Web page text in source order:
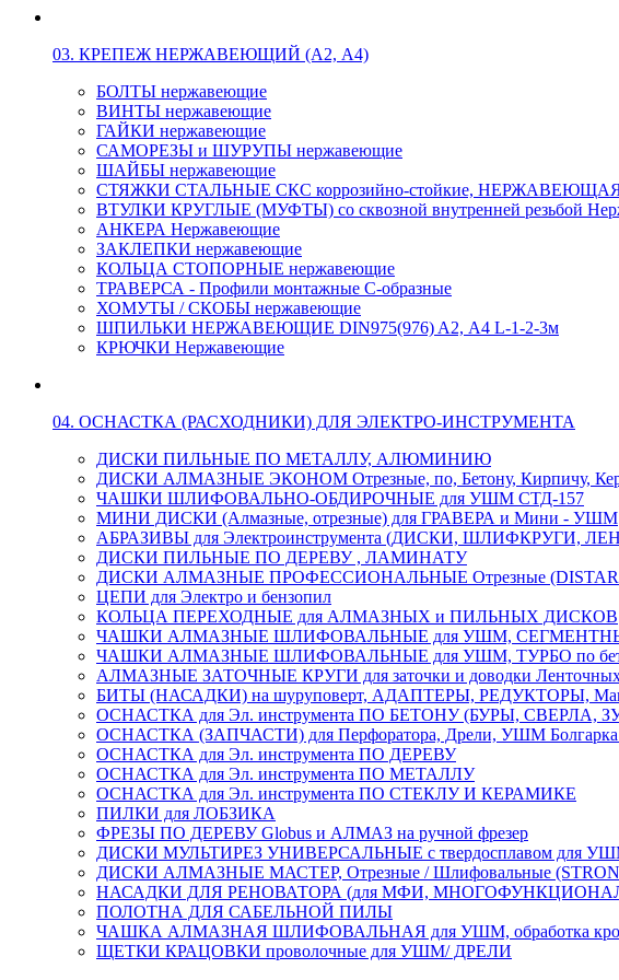
03. КРЕПЕЖ НЕРЖАВЕЮЩИЙ (А2, А4)
БОЛТЫ нержавеющие
ВИНТЫ нержавеющие
ГАЙКИ нержавеющие
САМОРЕЗЫ и ШУРУПЫ нержавеющие
ШАЙБЫ нержавеющие
СТЯЖКИ СТАЛЬНЫЕ СКС коррозийно-стойкие, НЕРЖАВЕЮЩАЯ
ВТУЛКИ КРУГЛЫЕ (МУФТЫ) со сквозной внутренней резьбой
АНКЕРА Нержавеющие
ЗАКЛЕПКИ нержавеющие
КОЛЬЦА СТОПОРНЫЕ нержавеющие
ТРАВЕРСА - Профили монтажные С-образные
ХОМУТЫ / СКОБЫ нержавеющие
ШПИЛЬКИ НЕРЖАВЕЮЩИЕ DIN975(976) A2, А4 L-1-2-3м
КРЮЧКИ Нержавеющие
04. ОСНАСТКА (РАСХОДНИКИ) ДЛЯ ЭЛЕКТРО-ИНСТРУМЕНТА
ДИСКИ ПИЛЬНЫЕ ПО МЕТАЛЛУ, АЛЮМИНИЮ
ДИСКИ АЛМАЗНЫЕ ЭКОНОМ Отрезные, по, Бетону, Кирпичу,
ЧАШКИ ШЛИФОВАЛЬНО-ОБДИРОЧНЫЕ для УШМ СТД-157
МИНИ ДИСКИ (Алмазные, отрезные) для ГРАВЕРА и Мини - УШМ
АБРАЗИВЫ для Электроинструмента (ДИСКИ, ШЛИФКРУГИ,
ДИСКИ ПИЛЬНЫЕ ПО ДЕРЕВУ , ЛАМИНАТУ
ДИСКИ АЛМАЗНЫЕ ПРОФЕССИОНАЛЬНЫЕ Отрезные (DISTAR/
ЦЕПИ для Электро и бензопил
КОЛЬЦА ПЕРЕХОДНЫЕ для АЛМАЗНЫХ и ПИЛЬНЫХ ДИСКОВ
ЧАШКИ АЛМАЗНЫЕ ШЛИФОВАЛЬНЫЕ для УШМ,
ЧАШКИ АЛМАЗНЫЕ ШЛИФОВАЛЬНЫЕ для УШМ, ТУРБО по
АЛМАЗНЫЕ ЗАТОЧНЫЕ КРУГИ для заточки и доводки Ленточных
БИТЫ (НАСАДКИ) на шуруповерт, АДАПТЕРЫ, РЕДУКТОРЫ,
ОСНАСТКА для Эл. инструмента ПО БЕТОНУ (БУРЫ, СВЕРЛА,
ОСНАСТКА (ЗАПЧАСТИ) для Перфоратора, Дрели, УШМ Болгарка
ОСНАСТКА для Эл. инструмента ПО ДЕРЕВУ
ОСНАСТКА для Эл. инструмента ПО МЕТАЛЛУ
ОСНАСТКА для Эл. инструмента ПО СТЕКЛУ И КЕРАМИКЕ
ПИЛКИ для ЛОБЗИКА
ФРЕЗЫ ПО ДЕРЕВУ Globus и АЛМАЗ на ручной фрезер
ДИСКИ МУЛЬТИРЕЗ УНИВЕРСАЛЬНЫЕ с твердосплавом для
ДИСКИ АЛМАЗНЫЕ МАСТЕР, Отрезные / Шлифовальные (STRONG )
НАСАДКИ ДЛЯ РЕНОВАТОРА (для МФИ,
ПОЛОТНА ДЛЯ САБЕЛЬНОЙ ПИЛЫ
ЧАШКА АЛМАЗНАЯ ШЛИФОВАЛЬНАЯ для УШМ, обработка кромки
ЩЕТКИ КРАЦОВКИ проволочные для УШМ/ ДРЕЛИ